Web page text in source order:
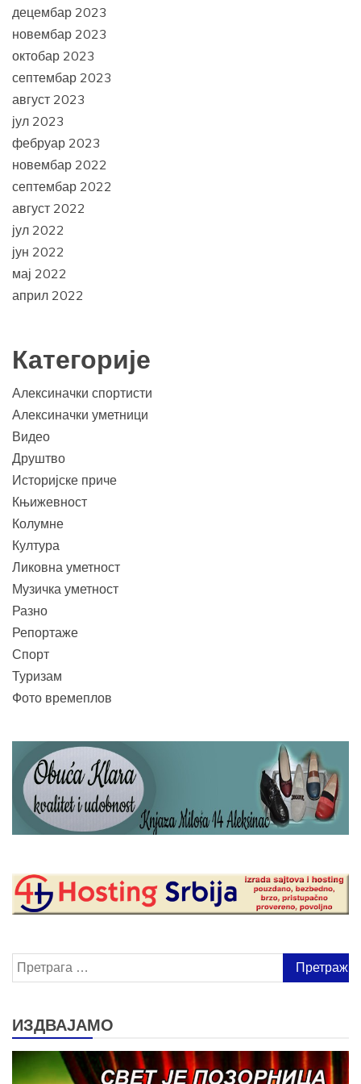
децембар 2023
новембар 2023
октобар 2023
септембар 2023
август 2023
јул 2023
фебруар 2023
новембар 2022
септембар 2022
август 2022
јул 2022
јун 2022
мај 2022
април 2022
Категорије
Алексиначки спортисти
Алексиначки уметници
Видео
Друштво
Историјске приче
Књижевност
Колумне
Култура
Ликовна уметност
Музичка уметност
Разно
Репортаже
Спорт
Туризам
Фото времеплов
Претрага
за:
ИЗДВАЈАМО